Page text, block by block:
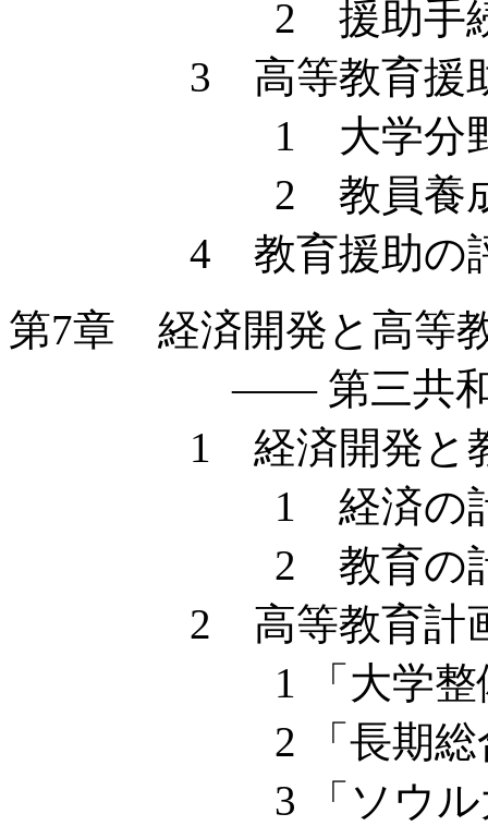
2 援助手
3 高等教育援助
1 大学分野へ
2 教員養成分
4 教育援助の
第7章 経済開発と高等
—— 第三共和国に
1 経済開発と教
1 経済の計
2 教育の計
2 高等教育計画
1 「大学整備調
2 「長期総合教
3 「ソウル大学